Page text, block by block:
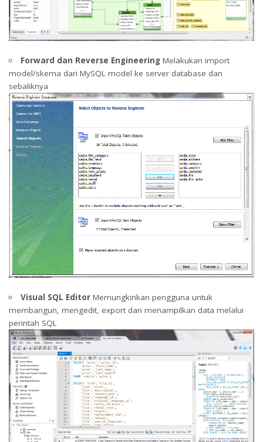
Forward dan Reverse Engineering Melakukan import
model/skema dari MySQL model ke server database dan
sebaliknya
Visual SQL EditorMemungkinkan pengguna untuk
membangun, mengedit, export dan menampilkan data melalui
perintah SQL